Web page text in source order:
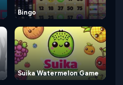
Bingo
Suika Watermelon Game